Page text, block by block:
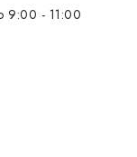
9:00 - 11:00